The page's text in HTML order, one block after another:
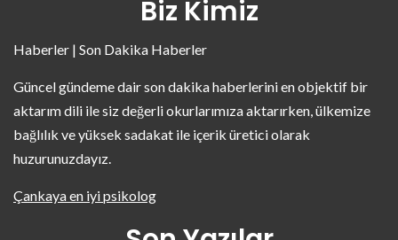
Biz Kimiz
Haberler | Son Dakika Haberler
Güncel gündeme dair son dakika haberlerini en objektif bir
aktarım dili ile siz değerli okurlarımıza aktarırken, ülkemize
bağlılık ve yüksek sadakat ile içerik üretici olarak
huzurunuzdayız.
Çankaya en iyi psikolog